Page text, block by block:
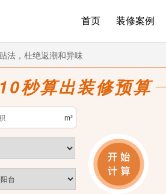
首页 装修案例
法，杜绝返潮和异味
10秒算出装修预算
m²